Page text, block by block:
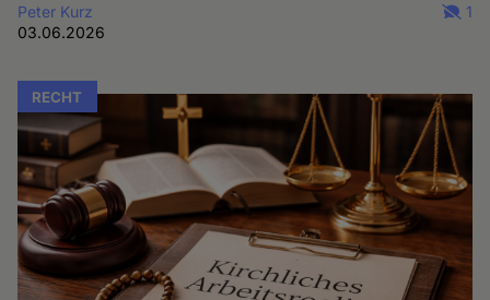
Peter Kurz
03.06.2026
1
RECHT